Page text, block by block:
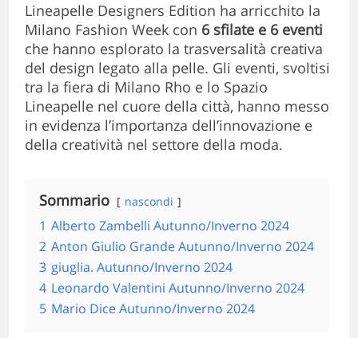
Lineapelle Designers Edition ha arricchito la
Milano Fashion Week con 6 sfilate e 6 eventi
che hanno esplorato la trasversalità creativa
del design legato alla pelle. Gli eventi, svoltisi
tra la fiera di Milano Rho e lo Spazio
Lineapelle nel cuore della città, hanno messo
in evidenza l’importanza dell’innovazione e
della creatività nel settore della moda.
Sommario nascondi
1 Alberto Zambelli Autunno/Inverno 2024
2 Anton Giulio Grande Autunno/Inverno 2024
3 giuglia. Autunno/Inverno 2024
4 Leonardo Valentini Autunno/Inverno 2024
5 Mario Dice Autunno/Inverno 2024